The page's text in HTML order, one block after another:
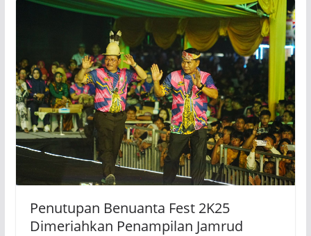
Penutupan Benuanta Fest 2K25
Dimeriahkan Penampilan Jamrud